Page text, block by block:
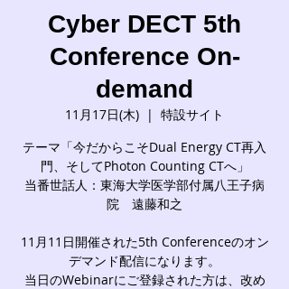
Cyber DECT 5th
Conference On-
demand
11月17日(木)
  |
特設サイト
テーマ「今だからこそDual Energy CT再入
門、そしてPhoton Counting CTへ」
当番世話人：東海大学医学部付属八王子病
院 遠藤和之
11月11日開催された5th Conferenceのオン
デマンド配信になります。
当日のWebinarにご登録された方は、改め